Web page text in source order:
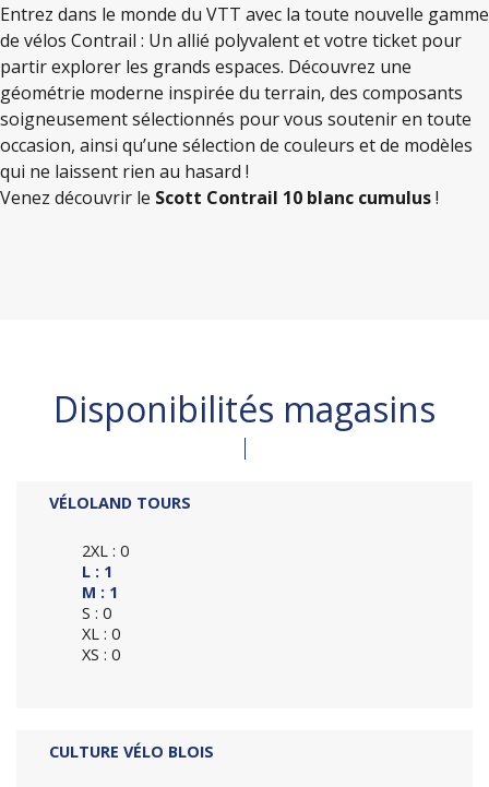
Entrez dans le monde du VTT avec la toute nouvelle gamme
de vélos Contrail : Un allié polyvalent et votre ticket pour
partir explorer les grands espaces. Découvrez une
géométrie moderne inspirée du terrain, des composants
soigneusement sélectionnés pour vous soutenir en toute
occasion, ainsi qu’une sélection de couleurs et de modèles
qui ne laissent rien au hasard !
Venez découvrir le Scott Contrail 10 blanc cumulus!
Disponibilités magasins
VÉLOLAND TOURS
2XL : 0
L : 1
M : 1
S : 0
XL : 0
XS : 0
CULTURE VÉLO BLOIS